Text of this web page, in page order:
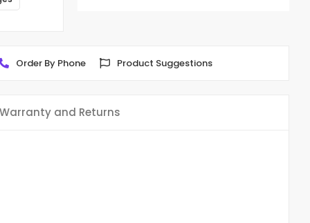
Order By Phone Product Suggestions
Warranty and Returns